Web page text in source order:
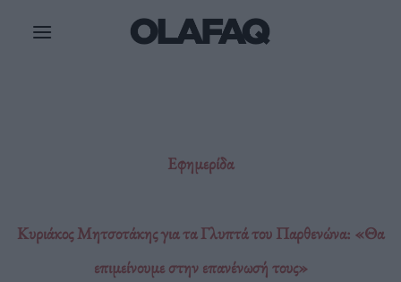
Εφημερίδα
Κυριάκος Μητσοτάκης για τα Γλυπτά του Παρθενώνα: «Θα
επιμείνουμε στην επανένωσή τους»